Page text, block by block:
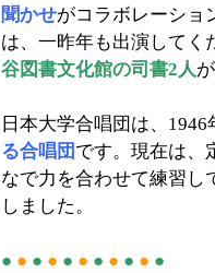
聞かせがコラボレーショ
は、一昨年も出演してく
谷図書文化館の司書2人
日本大学合唱団は、
る合唱団 です。現在は、
なで力を合わせて練習し
しました。
● ● ● ● ● ● ● ● ● ● ●